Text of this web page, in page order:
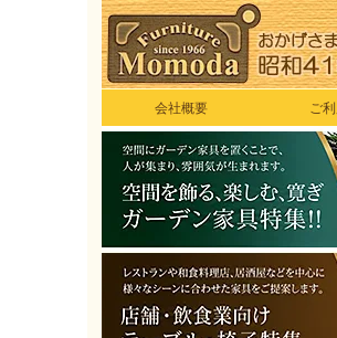
会社概要 ご